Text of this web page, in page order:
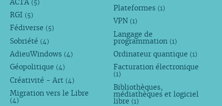
ACTA (5)
RGI (5)
Fédiverse (5)
Sobriété (4)
AdieuWindows (4)
Géopolitique (4)
Créativité - Art (4)
Migration vers le Libre
(4)
Plateformes (1)
VPN (1)
Langage de
programmation (1)
Ordinateur quantique (1)
Facturation électronique
(1)
Bibliothèques,
médiathèques et logiciel
libre (1)